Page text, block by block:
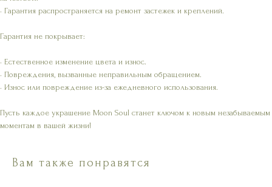
• Гарантия распространяется на ремонт застежек и креплений.
Гарантия не покрывает:
• Естественное изменение цвета и износ.
• Повреждения, вызванные неправильным обращением.
• Износ или повреждение из-за ежедневного использования.
Пусть каждое украшение Moon Soul станет ключом к новым незабываемым
моментам в вашей жизни!
Вам также понравятся